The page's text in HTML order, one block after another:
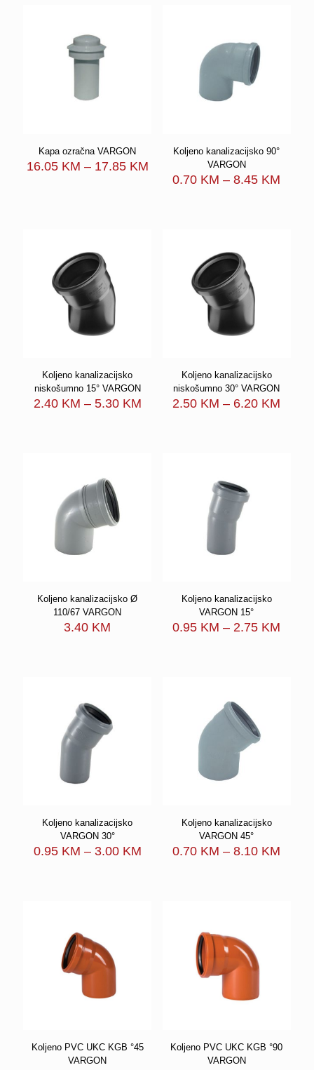
Kapa ozračna VARGON
16.05 KM – 17.85 KMPrice
range:
Koljeno kanalizacijsko 90°
VARGON
0.70 KM – 8.45 KM
Koljeno kanalizacijsko
niskošumno 15° VARGON
2.40 KM – 5.30 KMPrice
Koljeno kanalizacijsko
niskošumno 30° VARGON
2.50 KM – 6.20 KM
Koljeno kanalizacijsko Ø
110/67 VARGON
3.40 KM
Koljeno kanalizacijsko
VARGON 15°
0.95 KM – 2.75 KM
Koljeno kanalizacijsko
VARGON 30°
0.95 KM – 3.00 KMPrice
Koljeno kanalizacijsko
VARGON 45°
0.70 KM – 8.10 KM
Koljeno PVC UKC KGB °45
VARGON
Koljeno PVC UKC KGB °90
VARGON